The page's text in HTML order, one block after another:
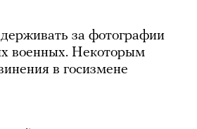
за фотографии
военных. Некоторым
в госизмене